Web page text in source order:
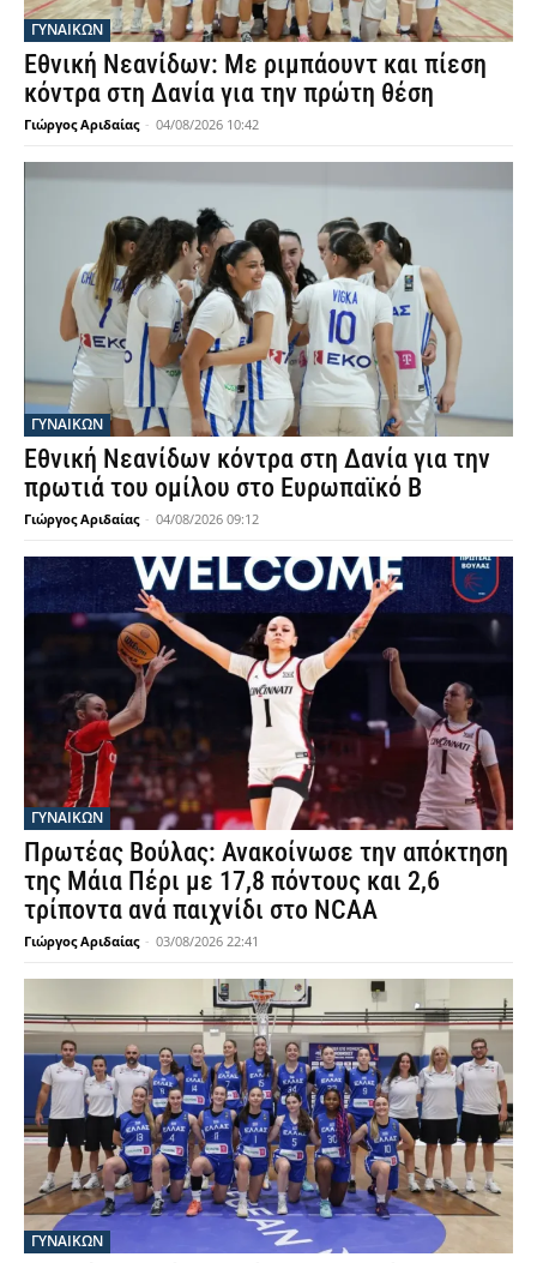
ΓΥΝΑΙΚΩΝ
Εθνική Νεανίδων: Με ριμπάουντ και πίεση
κόντρα στη Δανία για την πρώτη θέση
Γιώργος Αριδαίας - 04/08/2026 10:42
ΓΥΝΑΙΚΩΝ
Εθνική Νεανίδων κόντρα στη Δανία για την
πρωτιά του ομίλου στο Ευρωπαϊκό Β
Γιώργος Αριδαίας - 04/08/2026 09:12
ΓΥΝΑΙΚΩΝ
Πρωτέας Βούλας: Ανακοίνωσε την απόκτηση
της Μάια Πέρι με 17,8 πόντους και 2,6
τρίποντα ανά παιχνίδι στο NCAA
Γιώργος Αριδαίας - 03/08/2026 22:41
ΓΥΝΑΙΚΩΝ